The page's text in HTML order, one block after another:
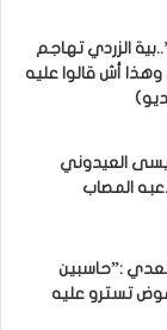
الزردي تهاجم
أش قالوا عليه
العيدوني
المصاب
:”حاسبين
تسترو عليه